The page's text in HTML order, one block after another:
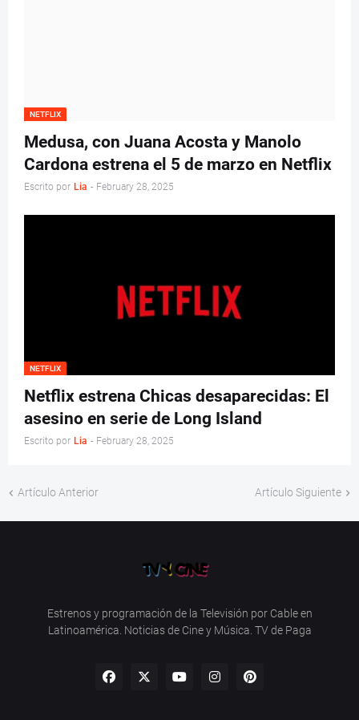
NETFLIX
Medusa, con Juana Acosta y Manolo
Cardona estrena el 5 de marzo en Netflix
Escrito por Lia - February 28, 2025
NETFLIX
Netflix estrena Chicas desaparecidas: El
asesino en serie de Long Island
Escrito por Lia - February 28, 2025
Artículo Anterior Artículo Siguiente
Estrenos y programación de la Televisión por Cable en
Latinoamérica. Noticias de Cine y Música. TV de Paga